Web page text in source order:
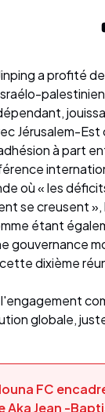
a profité
Jérusalem-
à part
où « les
se creusent
étant
gouvernance
dixième
globale,
FC
Aka Jean -